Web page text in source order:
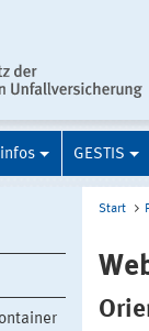
GESTIS
Start